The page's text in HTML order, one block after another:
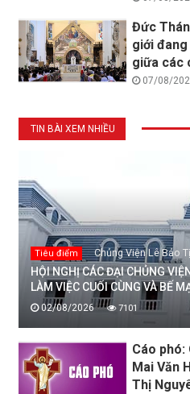
Đức
giới
giữa các
07/08/
TIN BÀI XEM NHIỀU
Tiêu điểm Chủng Viện Lê Bảo
HỘI NGHỊ CÁC ĐẠI CHỦNG
LÀM VIỆC CUỐI CÙNG VÀ BẾ
02/08/2026 7101
Cáo phó:
Mai Văn
Thị